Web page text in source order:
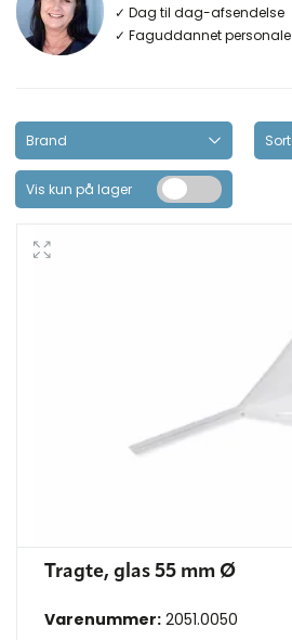
✓ Dag til dag-afsendelse
✓ Faguddannet personale
Vis kun på lager
Tragte, glas 55 mm Ø
Varenummer: 2051.0050